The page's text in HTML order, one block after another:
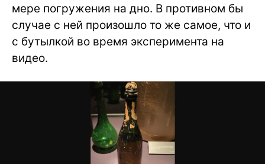
мере погружения на дно. В противном бы
случае с ней произошло то же самое, что и
с бутылкой во время эксперимента на
видео.